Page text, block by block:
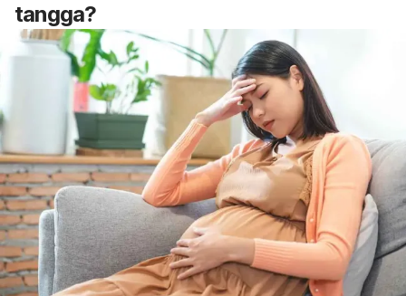
tangga?